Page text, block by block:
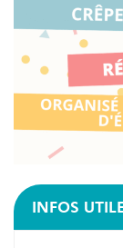
INFOS